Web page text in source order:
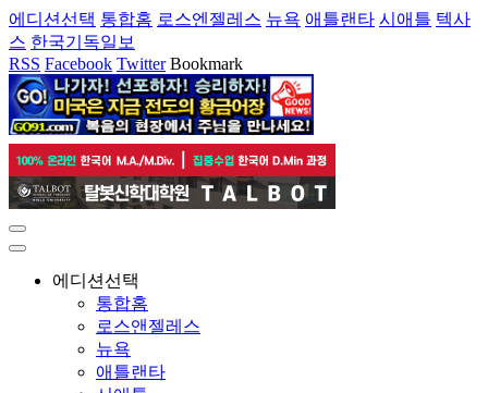
에디션선택 통합홈 로스엔젤레스 뉴욕 애틀랜타 시애틀 텍사
스 한국기독일보
RSS Facebook Twitter Bookmark
에디션선택
통합홈
로스앤젤레스
뉴욕
애틀랜타